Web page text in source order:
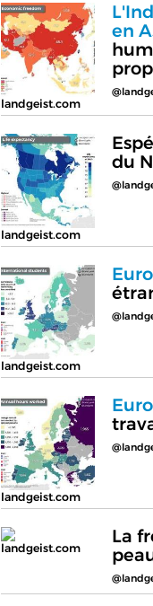
landgeist.com
en
landgeist.com
du
landgeist.com
landgeist.com
landgeist.com
La